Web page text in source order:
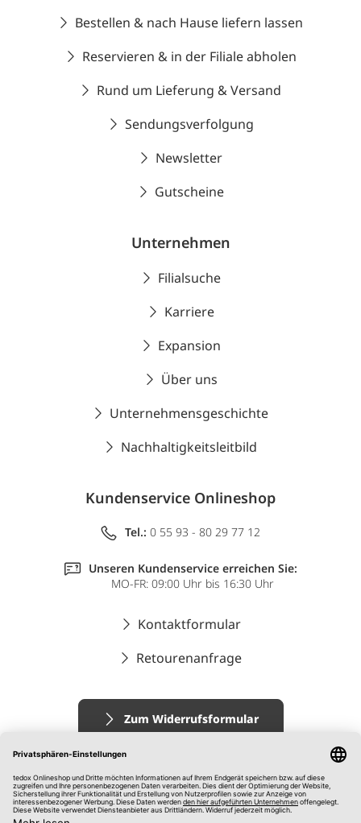
Bestellen & nach Hause liefern lassen
Reservieren & in der Filiale abholen
Rund um Lieferung & Versand
Sendungsverfolgung
Newsletter
Gutscheine
Unternehmen
Filialsuche
Karriere
Expansion
Über uns
Unternehmensgeschichte
Nachhaltigkeitsleitbild
Kundenservice Onlineshop
Tel.: 0 55 93 - 80 29 77 12
Unseren Kundenservice erreichen Sie:
MO-FR: 09:00 Uhr bis 16:30 Uhr
Kontaktformular
Retourenanfrage
Zum Widerrufsformular
Impressum
AGB